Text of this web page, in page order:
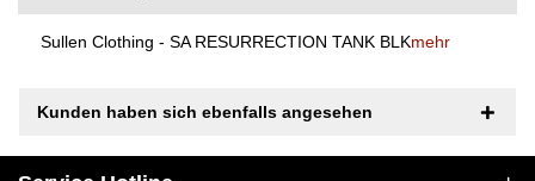
Sullen Clothing - SA RESURRECTION TANK BLKmehr
Kunden haben sich ebenfalls angesehen